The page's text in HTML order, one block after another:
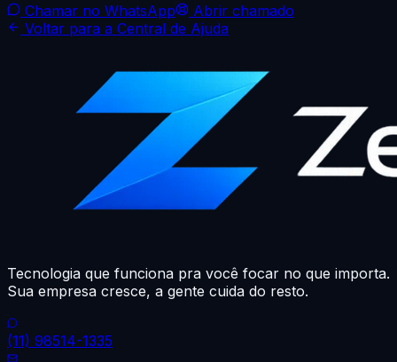
Chamar no WhatsApp
Abrir chamado
Voltar para a Central de Ajuda
Tecnologia que funciona pra você focar no que importa.
Sua empresa cresce, a gente cuida do resto.
(11) 98514-1335